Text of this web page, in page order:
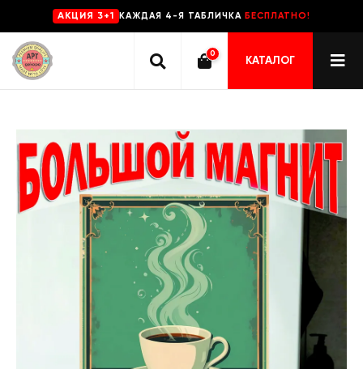
AKЦИЯ 3+1 КАЖДАЯ 4-Я ТАБЛИЧКА БЕСПЛАТНО!
0
КАТАЛОГ